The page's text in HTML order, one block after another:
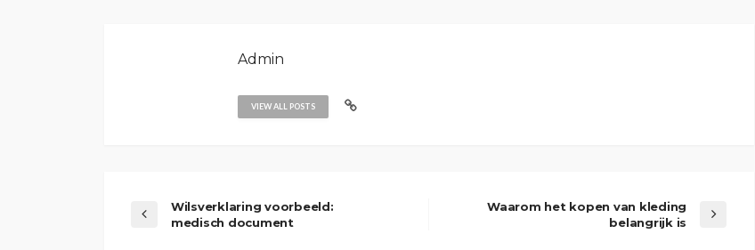
Admin
VIEW ALL POSTS
Wilsverklaring voorbeeld:
medisch document
Waarom het kopen van kleding
belangrijk is